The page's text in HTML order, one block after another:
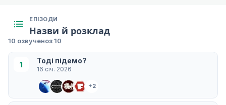
ЕПІЗОДИ
Назви й розклад
10 озвученоз 10
1 Тоді підемо?
16 січ. 2026
+2